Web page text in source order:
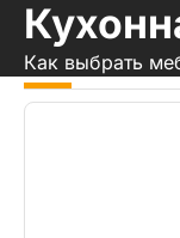
Skip
content
Как выбрать